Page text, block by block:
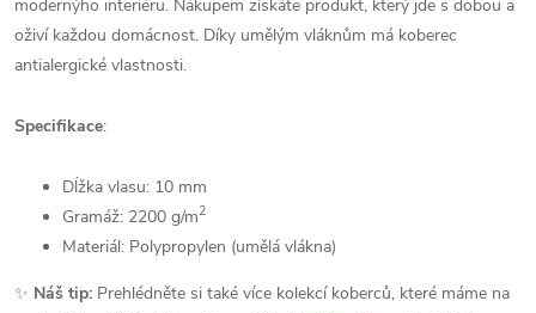
modernýho interiéru. Nákupem získáte produkt, který jde s dobou a
oživí každou domácnost. Díky umělým vláknům má koberec
antialergické vlastnosti.
Specifikace:
Dĺžka vlasu: 10 mm
Gramáž: 2200 g/m2
Materiál: Polypropylen (umělá vlákna)
✨ Náš tip: Prehlédněte si také více kolekcí koberců, které máme na